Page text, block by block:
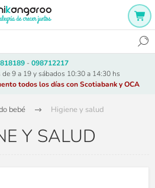
- 098712217
9 a 19 y sábados 10:30 a 14:30 hs
todos los días con Scotiabank y OCA
bebé Higiene y salud
Y SALUD